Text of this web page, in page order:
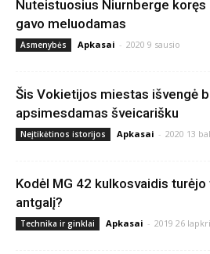
Nuteistuosius Niurnberge
gavo meluodamas
Asmenybės Apkasai - 2020 9 sausio
Šis Vokietijos miestas išvengė
apsimesdamas šveicarišku
Neįtikėtinos istorijos Apkasai - 2020 13
Kodėl MG 42 kulkosvaidis
antgalį?
Technika ir ginklai Apkasai - 2019 26